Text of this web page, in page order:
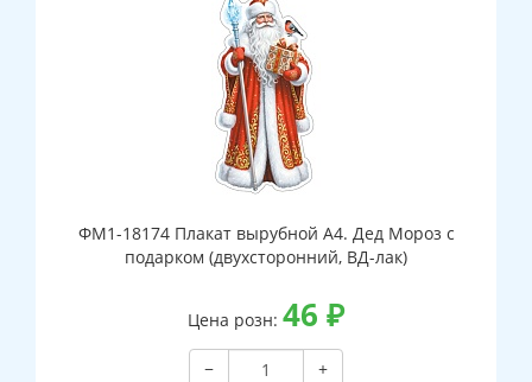
ФМ1-18174 Плакат вырубной А4. Дед Мороз с
подарком (двухсторонний, ВД-лак)
Цена розн: 46 ₽
−
+